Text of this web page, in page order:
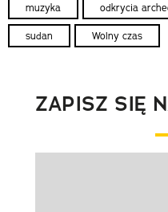
muzyka odkrycia
sudan Wolny czas
ZAPISZ SIĘ